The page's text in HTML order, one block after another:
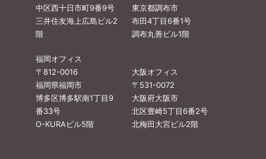
中区西十日市町9番9号
三井住友海上広島ビル2
階
東京都調布市
布田4丁目6番1号
調布丸善ビル1階
福岡オフィス
〒812-0016
福岡県福岡市
博多区博多駅南1丁目9
番33号
O-KURAビル5階
大阪オフィス
〒531-0072
大阪府大阪市
北区豊崎5丁目6番2号
北梅田大宮ビル2階